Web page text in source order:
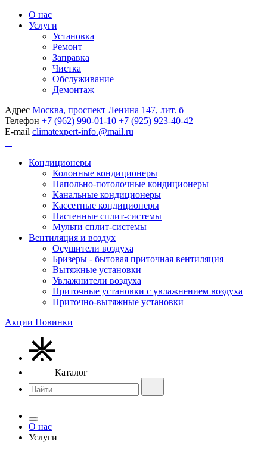
О нас
Услуги
Установка
Ремонт
Заправка
Чистка
Обслуживание
Демонтаж
Адрес Москва, проспект Ленина 147, лит. б
Телефон +7 (962) 990-01-10 +7 (925) 923-40-42
E-mail climatexpert-info.@mail.ru
Кондиционеры
Колонные кондиционеры
Напольно-потолочные кондиционеры
Канальные кондиционеры
Кассетные кондиционеры
Настенные сплит-системы
Мульти сплит-системы
Вентиляция и воздух
Осушители воздуха
Бризеры - бытовая приточная вентиляция
Вытяжные установки
Увлажнители воздуха
Приточные установки с увлажнением воздуха
Приточно-вытяжные установки
Акции Новинки
Каталог
О нас
Услуги